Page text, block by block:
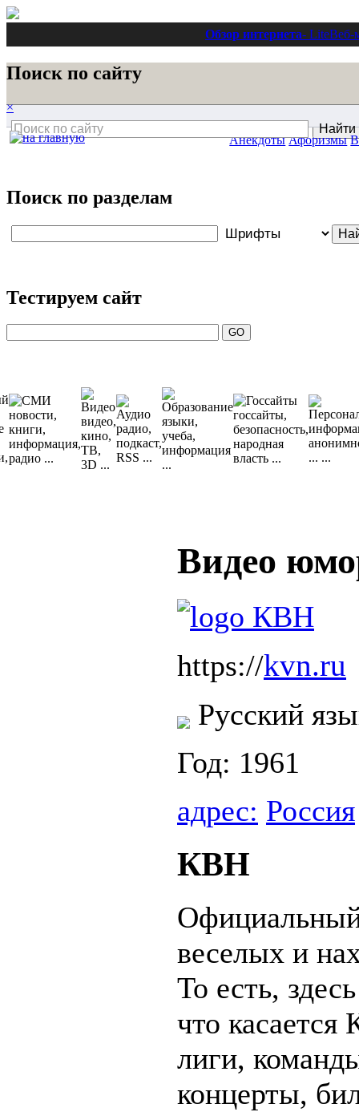
Обзор интернета- LiteВеб-
Поиск по сайту
×
Поиск по разделам
Тестируем сайт
Анекдоты Афоризмы
Видео
https://kvn.ru
Русский
Год: 1961
адрес: Россия
КВН
веселых и
То есть,
что
лиги,
концерты,